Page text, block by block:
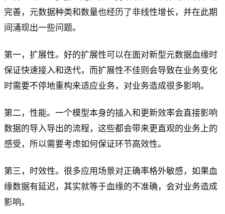
完善，元数据种类和数量也经历了非线性增长，并在此期
间涌现出一些问题。
第一，扩展性。好的扩展性可以在面对新型元数据血缘时
保证快速接入和迭代，而扩展性不佳则会导致在业务变化
时需要不停地重构来适应业务，对业务造成很多影响。
第二，性能。一个模型本身的插入和更新效率会直接影响
数据的导入导出的流程，这些都会带来更直观的业务上的
感受，所以需要考虑如何保证环节高效性。
第三，时效性。很多应用场景对正确率格外敏感，如果血
缘数据有延迟，其实就等于血缘的不准确，会对业务造成
影响。